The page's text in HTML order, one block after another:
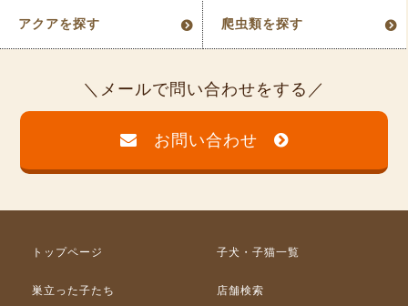
アクアを探す 爬虫類を探す
メールで問い合わせをする
お問い合わせ
トップページ 子犬・子猫一覧
巣立った子たち 店舗検索